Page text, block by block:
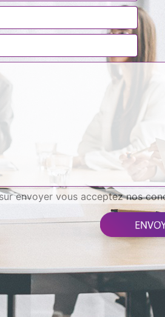
envoyer vous acceptez nos